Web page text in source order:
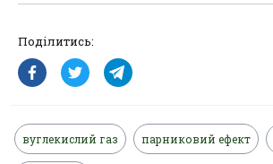
Поділитись:
вуглекислий газ парниковий ефект